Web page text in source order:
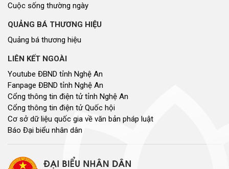
Cuộc sống thường ngày
QUẢNG BÁ THƯƠNG HIỆU
Quảng bá thương hiệu
LIÊN KẾT NGOÀI
Youtube ĐBND tỉnh Nghệ An
Fanpage ĐBND tỉnh Nghệ An
Cổng thông tin điện tử tỉnh Nghệ An
Cổng thông tin điện tử Quốc hội
Cơ sở dữ liệu quốc gia về văn bản pháp luật
Báo Đại biểu nhân dân